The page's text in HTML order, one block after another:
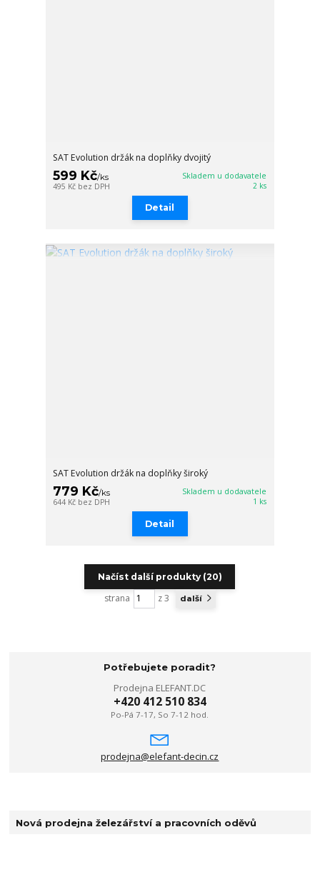
SAT Evolution držák na doplňky dvojitý
599 Kč/ks
495 Kč bez DPH
Skladem u dodavatele
2 ks
Detail
SAT Evolution držák na doplňky široký
779 Kč/ks
644 Kč bez DPH
Skladem u dodavatele
1 ks
Detail
Načíst další produkty (20)
strana z 3 další
Potřebujete poradit?
Prodejna ELEFANT.DC
+420 412 510 834
Po-Pá 7-17, So 7-12 hod.
prodejna@elefant-decin.cz
Nová prodejna železářství a pracovních oděvů